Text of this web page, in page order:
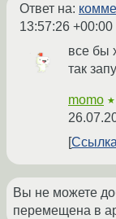
Ответ на:
13:57:26 +00:00
все бы
так
momo ★
Ссылка
Вы не можете
перемещена в